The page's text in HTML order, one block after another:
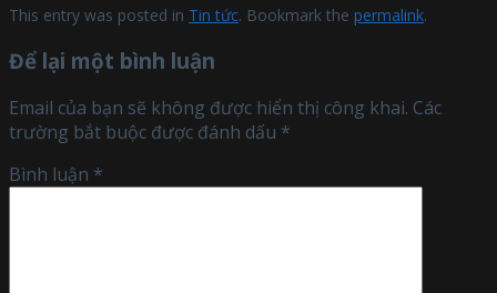
This entry was posted in Tin tức. Bookmark the permalink.
Để lại một bình luận
Email của bạn sẽ không được hiển thị công khai. Các
trường bắt buộc được đánh dấu *
Bình luận *